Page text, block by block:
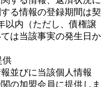
る情報の登録期間は契
以内（ただし、債権譲
は当該事実の発生日か
供
並びに当該個人情報
の加盟会員に提供しま